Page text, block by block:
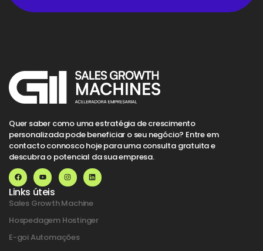
Quer saber como uma estratégia de crescimento
personalizada pode beneficiar o seu negócio? Entre em
contacto connosco hoje para uma consulta gratuita e
descubra o potencial da sua empresa.
Links úteis
Sales Growth Machine
Hospedagem Hostinger
E-goi Automações